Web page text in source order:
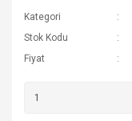
Kategori
Stok Kodu
Fiyat